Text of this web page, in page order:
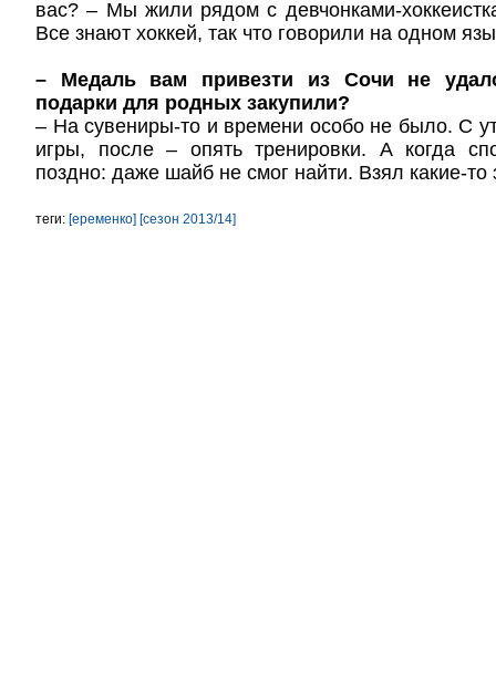
вас? – Мы жили рядом с девчонками-
Все знают хоккей, так что говорили на одном
– Медаль вам привезти из Сочи не
подарки для родных закупили?
– На сувениры-то и времени особо не было. С
игры, после – опять тренировки. А когда
поздно: даже шайб не смог найти. Взял какие-
теги: [еременко] [сезон 2013/14]